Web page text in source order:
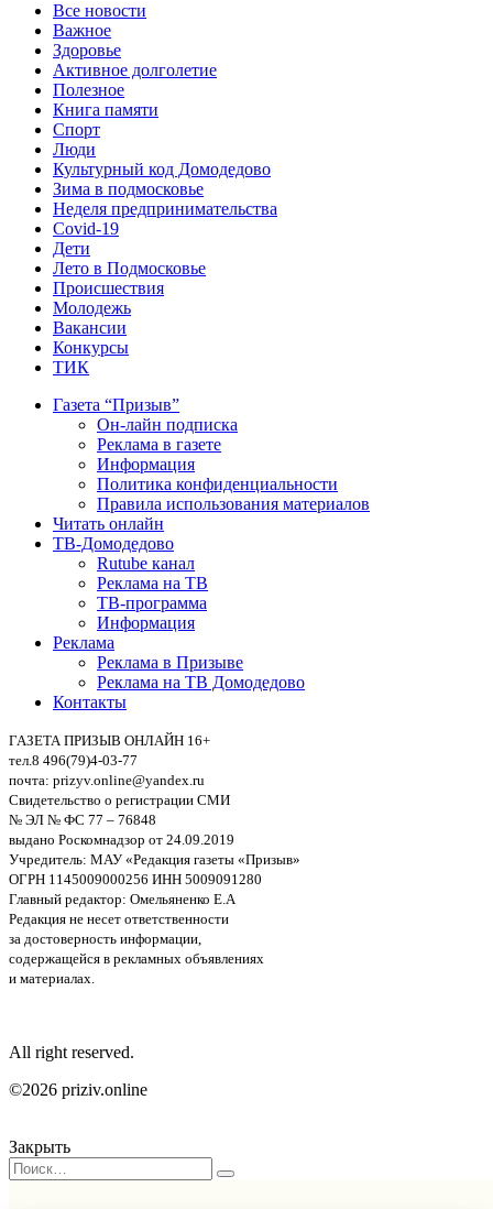
Все новости
Важное
Здоровье
Активное долголетие
Полезное
Книга памяти
Спорт
Люди
Культурный код Домодедово
Зима в подмосковье
Неделя предпринимательства
Covid-19
Дети
Лето в Подмосковье
Происшествия
Молодежь
Вакансии
Конкурсы
ТИК
Газета “Призыв”
Он-лайн подписка
Реклама в газете
Информация
Политика конфиденциальности
Правила использования материалов
Читать онлайн
ТВ-Домодедово
Rutube канал
Реклама на ТВ
ТВ-программа
Информация
Реклама
Реклама в Призыве
Реклама на ТВ Домодедово
Контакты
ГАЗЕТА ПРИЗЫВ ОНЛАЙН 16+
тел.8 496(79)4-03-77
почта: prizyv.online@yandex.ru
Свидетельство о регистрации СМИ
№ ЭЛ № ФС 77 – 76848
выдано Роскомнадзор от 24.09.2019
Учредитель: МАУ «Редакция газеты «Призыв»
ОГРН 1145009000256 ИНН 5009091280
Главный редактор: Омельяненко Е.А
Редакция не несет ответственности
за достоверность информации,
содержащейся в рекламных объявлениях
и материалах.
All right reserved.
©2026 priziv.online
Закрыть